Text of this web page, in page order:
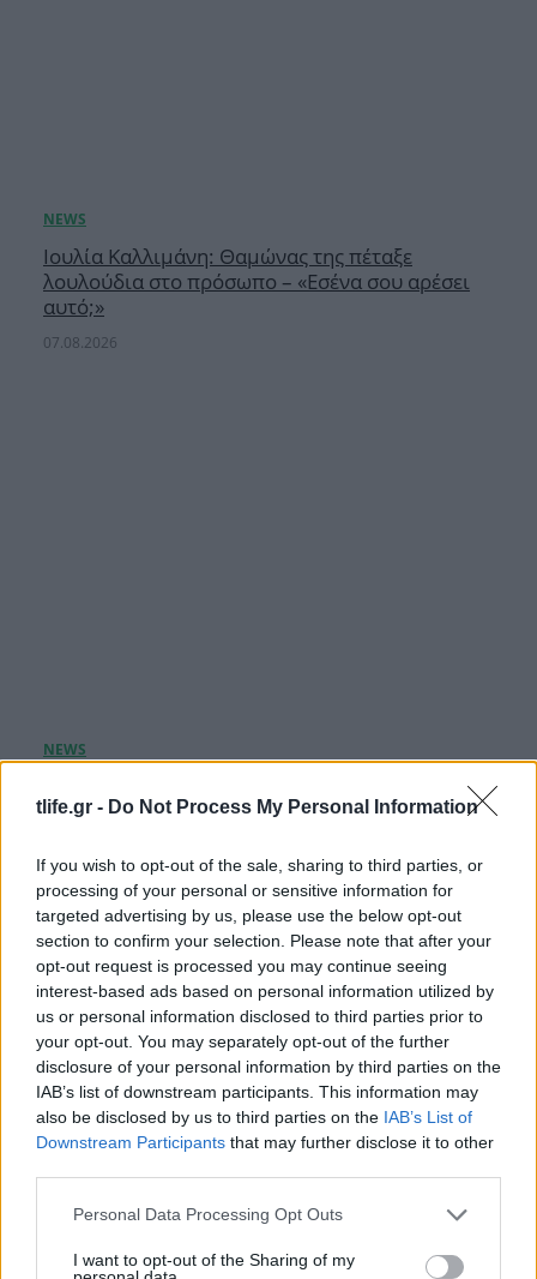
tlife.gr - Do Not Process My Personal Information
If you wish to opt-out of the sale, sharing to third parties, or
processing of your personal or sensitive information for
targeted advertising by us, please use the below opt-out
section to confirm your selection. Please note that after your
opt-out request is processed you may continue seeing
interest-based ads based on personal information utilized by
us or personal information disclosed to third parties prior to
your opt-out. You may separately opt-out of the further
disclosure of your personal information by third parties on the
IAB’s list of downstream participants. This information may
also be disclosed by us to third parties on the IAB’s List of
Downstream Participants that may further disclose it to other
Please note that this website/app uses one or more Google
not limited to your visit or usage behaviour. You may click to
Personal Data Processing Opt Outs
I want to opt-out of the Sharing of my
Ιουλία Καλλιμάνη: Θαμώνας της πέταξε
λουλούδια στο πρόσωπο – «Εσένα σου αρέσει
αυτό;»
07.08.2026
μετά από γενναία μάχη με σπάνια μορφή
07.08.2026